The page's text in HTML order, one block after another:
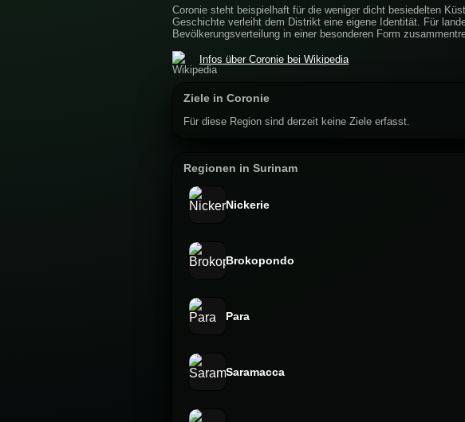
Coronie steht beispielhaft für die weniger dicht besiedelten
Geschichte verleiht dem Distrikt eine eigene Identität. Für
Bevölkerungsverteilung in einer besonderen Form
Infos über Coronie bei Wikipedia
Ziele in Coronie
Für diese Region sind derzeit keine Ziele erfasst.
Regionen in Surinam
Nickerie
Brokopondo
Para
Saramacca